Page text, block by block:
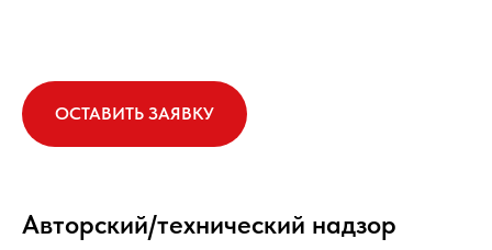
ОСТАВИТЬ ЗАЯВКУ
Авторский/технический надзор